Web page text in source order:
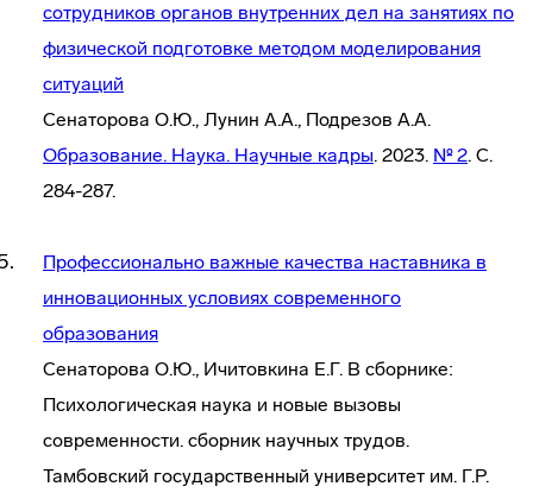
сотрудников органов внутренних дел на занятиях по
физической подготовке методом моделирования
ситуаций
Сенаторова О.Ю., Лунин А.А., Подрезов А.А.
Образование. Наука. Научные кадры. 2023. № 2. С.
284-287.
Профессионально важные качества наставника в
инновационных условиях современного
образования
Сенаторова О.Ю., Ичитовкина Е.Г. В сборнике:
Психологическая наука и новые вызовы
современности. сборник научных трудов.
Тамбовский государственный университет им. Г.Р.